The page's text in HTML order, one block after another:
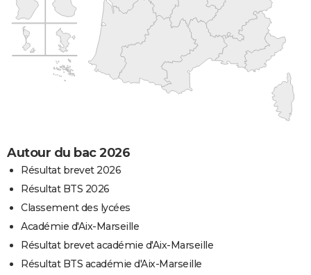
Autour du bac 2026
Résultat brevet 2026
Résultat BTS 2026
Classement des lycées
Académie d'Aix-Marseille
Résultat brevet académie d'Aix-Marseille
Résultat BTS académie d'Aix-Marseille